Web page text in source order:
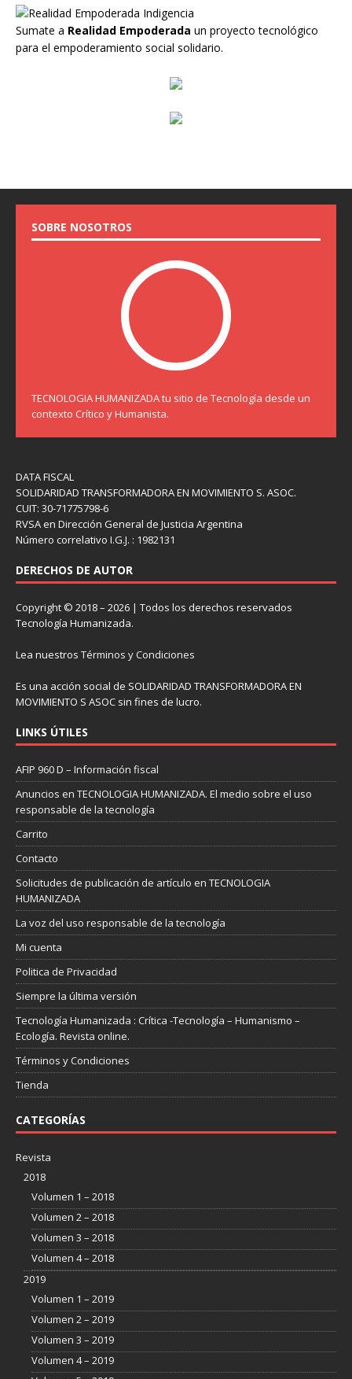
Sumate a Realidad Empoderada un proyecto tecnológico
para el empoderamiento social solidario.
SOBRE NOSOTROS
TECNOLOGIA HUMANIZADA tu sitio de Tecnología desde un
contexto Crítico y Humanista.
DATA FISCAL
SOLIDARIDAD TRANSFORMADORA EN MOVIMIENTO S. ASOC.
CUIT: 30-71775798-6
RVSA en Dirección General de Justicia Argentina
Número correlativo I.G.J. : 1982131
DERECHOS DE AUTOR
Copyright © 2018 – 2026 | Todos los derechos reservados
Tecnología Humanizada.
Lea nuestros Términos y Condiciones
Es una acción social de SOLIDARIDAD TRANSFORMADORA EN
MOVIMIENTO S ASOC sin fines de lucro.
LINKS ÚTILES
AFIP 960 D – Información fiscal
Anuncios en TECNOLOGIA HUMANIZADA. El medio sobre el uso
responsable de la tecnología
Carrito
Contacto
Solicitudes de publicación de artículo en TECNOLOGIA
HUMANIZADA
La voz del uso responsable de la tecnología
Mi cuenta
Politica de Privacidad
Siempre la última versión
Tecnología Humanizada : Crítica -Tecnología – Humanismo –
Ecología. Revista online.
Términos y Condiciones
Tienda
CATEGORÍAS
Revista
2018
Volumen 1 – 2018
Volumen 2 – 2018
Volumen 3 – 2018
Volumen 4 – 2018
2019
Volumen 1 – 2019
Volumen 2 – 2019
Volumen 3 – 2019
Volumen 4 – 2019